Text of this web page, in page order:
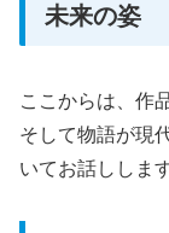
未来の姿
ここからは、作
そして物語が現
いてお話しします